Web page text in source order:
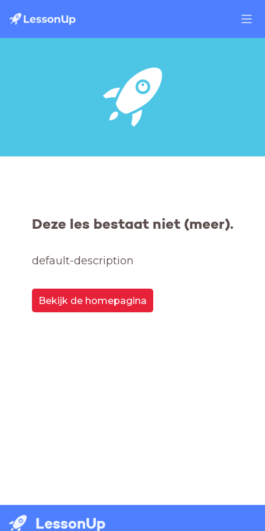
Deze les bestaat niet (meer).
default-description
Bekijk de homepagina
LessonUp